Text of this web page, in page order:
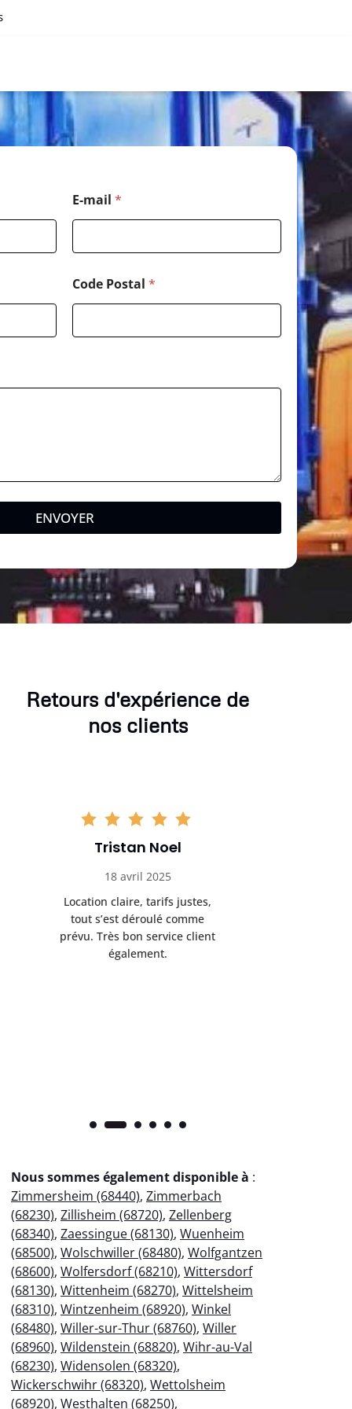
E-mail *
Code Postal *
ENVOYER
Retours d'expérience de
nos clients
Tristan Noel
18 avril 2025
Location claire, tarifs justes,
tout s’est déroulé comme
prévu. Très bon service client
également.
Nous sommes également disponible à :
Zimmersheim (68440), Zimmerbach
(68230), Zillisheim (68720), Zellenberg
(68340), Zaessingue (68130), Wuenheim
(68500), Wolschwiller (68480), Wolfgantzen
(68600), Wolfersdorf (68210), Wittersdorf
(68130), Wittenheim (68270), Wittelsheim
(68310), Wintzenheim (68920), Winkel
(68480), Willer-sur-Thur (68760), Willer
(68960), Wildenstein (68820), Wihr-au-Val
(68230), Widensolen (68320),
Wickerschwihr (68320), Wettolsheim
(68920), Westhalten (68250),